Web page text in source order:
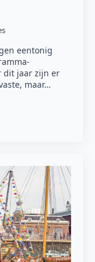
eentonig
dit jaar zijn er
maar…